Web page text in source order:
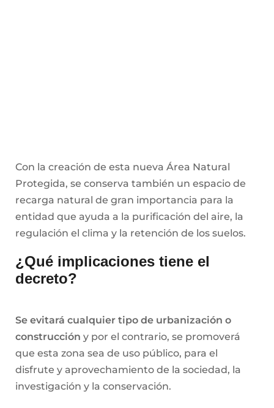
Con la creación de esta nueva Área Natural
Protegida, se conserva también un espacio de
recarga natural de gran importancia para la
entidad que ayuda a la purificación del aire, la
regulación el clima y la retención de los suelos.
¿Qué implicaciones tiene el
decreto?
Se evitará cualquier tipo de urbanización o
construcción y por el contrario, se promoverá
que esta zona sea de uso público, para el
disfrute y aprovechamiento de la sociedad, la
investigación y la conservación.